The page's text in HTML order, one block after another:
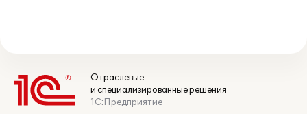
Отраслевые
и специализированные решения
1С:Предприятие